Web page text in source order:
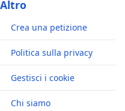
Altro
Crea una petizione
Politica sulla privacy
Gestisci i cookie
Chi siamo